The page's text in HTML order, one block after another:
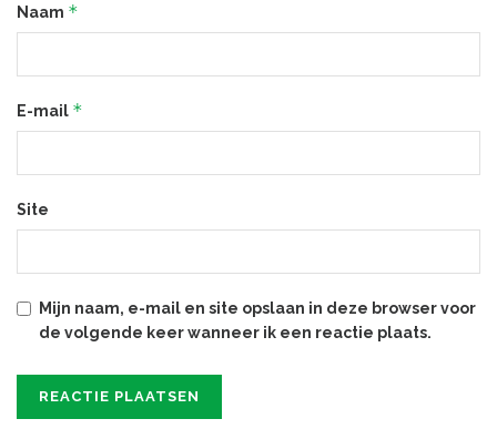
Naam *
E-mail *
Site
Mijn naam, e-mail en site opslaan in deze browser voor
de volgende keer wanneer ik een reactie plaats.